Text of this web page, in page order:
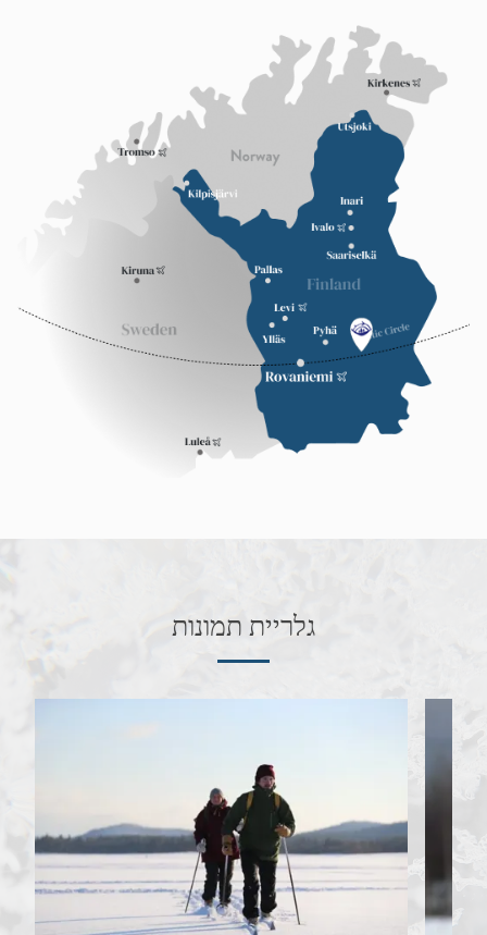
גלריית תמונות